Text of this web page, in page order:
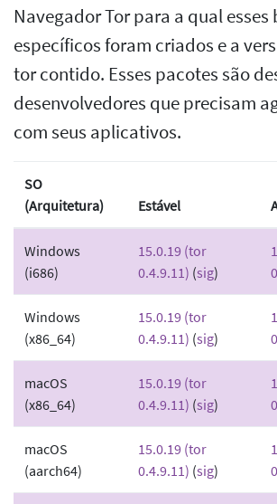
Navegador Tor para a qual esses
específicos foram criados e a
tor contido. Esses pacotes são
desenvolvedores que precisam
com seus aplicativos.
SO
(Arquitetura)
Estável
Windows
(i686)
15.0.19 (tor
0.4.9.11) (sig)
Windows
(x86_64)
15.0.19 (tor
0.4.9.11) (sig)
macOS
(x86_64)
15.0.19 (tor
0.4.9.11) (sig)
macOS
(aarch64)
15.0.19 (tor
0.4.9.11) (sig)